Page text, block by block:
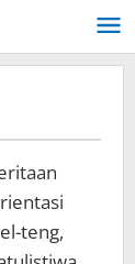
teng,